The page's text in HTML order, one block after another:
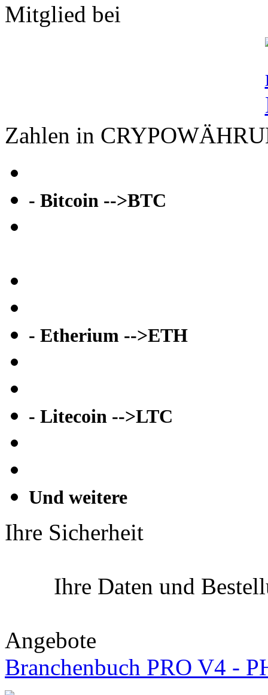
Mitglied bei
Zahlen in
- Bitcoin -->BTC
- Etherium -->ETH
- Litecoin -->LTC
Und weitere
Ihre Sicherheit
Ihre Daten und
Angebote
Branchenbuch PRO V4 -